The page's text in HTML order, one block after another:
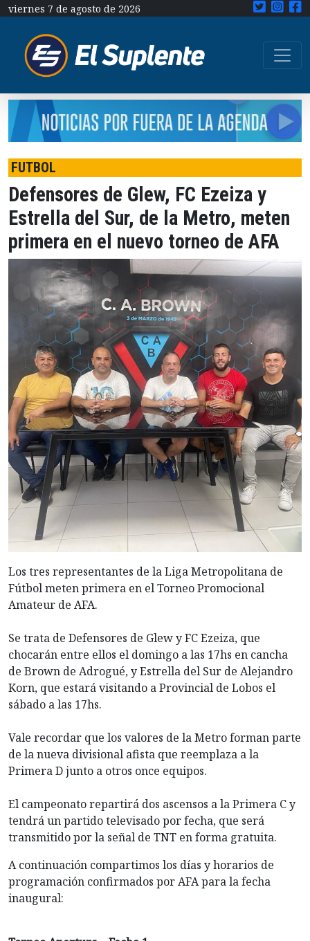
viernes 7 de agosto de 2026
FUTBOL
Defensores de Glew, FC Ezeiza y
Estrella del Sur, de la Metro, meten
primera en el nuevo torneo de AFA
Los tres representantes de la Liga Metropolitana de
Fútbol meten primera en el Torneo Promocional
Amateur de AFA.
Se trata de Defensores de Glew y FC Ezeiza, que
chocarán entre ellos el domingo a las 17hs en cancha
de Brown de Adrogué, y Estrella del Sur de Alejandro
Korn, que estará visitando a Provincial de Lobos el
sábado a las 17hs.
Vale recordar que los valores de la Metro forman parte
de la nueva divisional afista que reemplaza a la
Primera D junto a otros once equipos.
El campeonato repartirá dos ascensos a la Primera C y
tendrá un partido televisado por fecha, que será
transmitido por la señal de TNT en forma gratuita.
A continuación compartimos los días y horarios de
programación confirmados por AFA para la fecha
inaugural: